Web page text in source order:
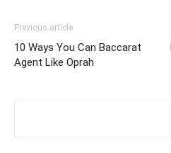
Previous article
10 Ways You Can Baccarat
Agent Like Oprah